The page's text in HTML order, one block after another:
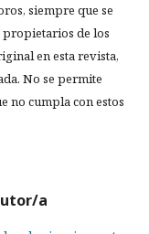
siempre que se
propietarios de los
en esta revista,
No se permite
no cumpla con estos
a